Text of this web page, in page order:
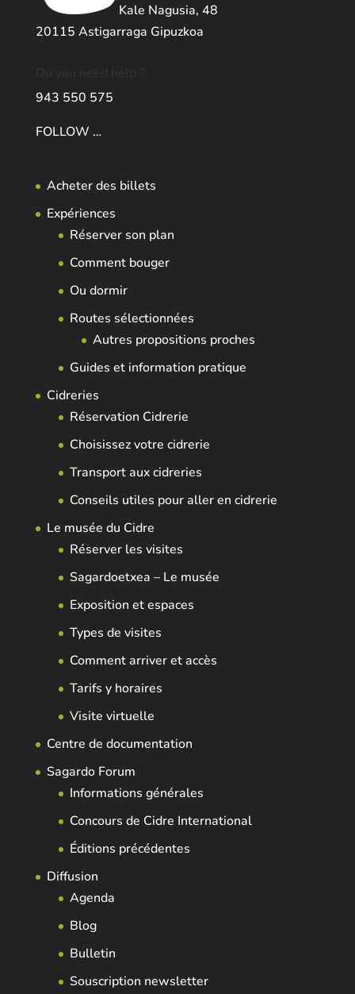
Kale Nagusia, 48
20115 Astigarraga Gipuzkoa
943 550 575
FOLLOW …
Acheter des billets
Expériences
Réserver son plan
Comment bouger
Ou dormir
Routes sélectionnées
Autres propositions proches
Guides et information pratique
Cidreries
Réservation Cidrerie
Choisissez votre cidrerie
Transport aux cidreries
Conseils utiles pour aller en cidrerie
Le musée du Cidre
Réserver les visites
Sagardoetxea – Le musée
Exposition et espaces
Types de visites
Comment arriver et accès
Tarifs y horaires
Visite virtuelle
Centre de documentation
Sagardo Forum
Informations générales
Concours de Cidre International
Éditions précédentes
Diffusion
Agenda
Blog
Bulletin
Souscription newsletter